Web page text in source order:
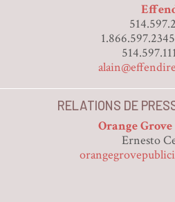
RELATIONS DE
Orange
Ernesto